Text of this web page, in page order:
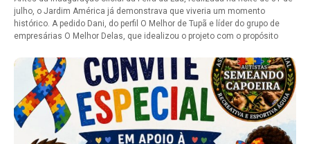
julho, o Jardim América já demonstrava que viveria um momento
histórico. A pedido Dani, do perfil O Melhor de Tupã e líder do grupo de
empresárias O Melhor Delas, que idealizou o projeto com o propósito